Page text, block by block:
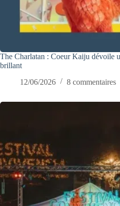
The Charlatan : Coeur Kaiju dévoile
brillant
12/06/2026
8 commentaires